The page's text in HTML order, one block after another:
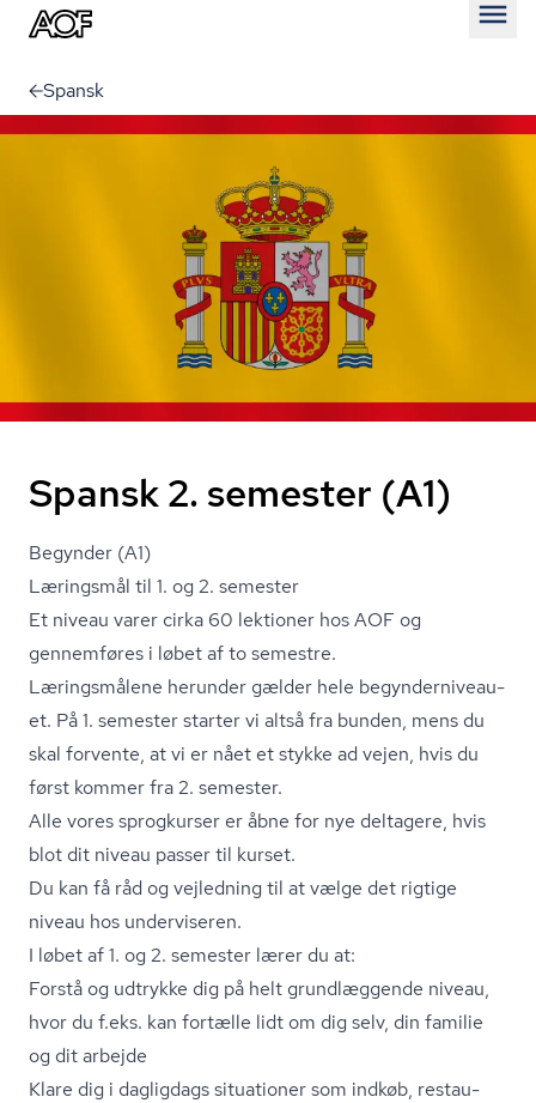
Spansk
Spansk 2. semester (A1)
Begynder (A1)
Læringsmål til 1. og 2. semester
Et niveau varer cirka 60 lektioner hos AOF og
gennemføres i løbet af to semestre.
Læringsmålene herunder gælder hele be­gyn­der­ni­veau­
et. På 1. semester starter vi altså fra bunden, mens du
skal forvente, at vi er nået et stykke ad vejen, hvis du
først kommer fra 2. semester.
Alle vores sprogkurser er åbne for nye deltagere, hvis
blot dit niveau passer til kurset.
Du kan få råd og vejledning til at vælge det rigtige
niveau hos underviseren.
I løbet af 1. og 2. semester lærer du at:
Forstå og udtrykke dig på helt grundlæggende niveau,
hvor du f.eks. kan fortælle lidt om dig selv, din familie
og dit arbejde
Klare dig i dagligdags situationer som indkøb, re­stau­